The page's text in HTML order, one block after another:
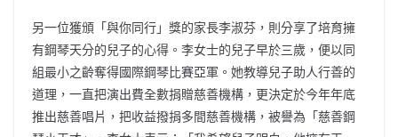
另一位獲頒「與你同行」獎的家長李淑芬，則分享了培育擁
有鋼琴天分的兒子的心得。李女士的兒子早於三歲，便以同
組最小之齡奪得國際鋼琴比賽亞軍。她教導兒子助人行善的
道理，一直把演出費全數捐贈慈善機構，更決定於今年年底
推出慈善唱片，把收益撥捐多間慈善機構，被譽為「慈善鋼